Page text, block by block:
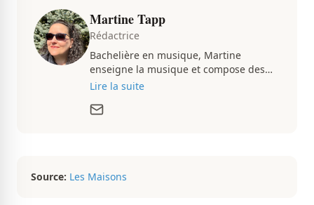
Martine Tapp
Rédactrice
Bachelière en musique, Martine
enseigne la musique et compose des
pièces musicales pendant ses temps
d’aménagement intérieur, elle suit de
Lire la suite
Source: Les Maisons